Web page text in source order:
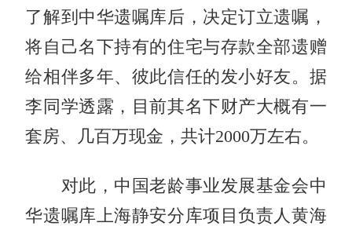
了解到中华遗嘱库后，决定订立遗嘱，
将自己名下持有的住宅与存款全部遗赠
给相伴多年、彼此信任的发小好友。据
李同学透露，目前其名下财产大概有一
套房、几百万现金，共计2000万左右。
对此，中国老龄事业发展基金会中
华遗嘱库上海静安分库项目负责人黄海